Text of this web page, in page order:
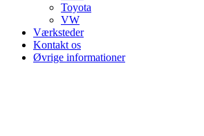
Toyota
VW
Værksteder
Kontakt os
Øvrige informationer